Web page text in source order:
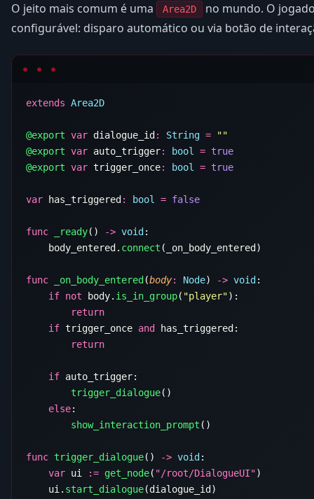
O jeito mais comum é uma
Area2D
no mundo. O
configurável: disparo automático ou via botão de
extends
@export var dialogue_id : String =
@export var auto_trigger: bool =
@export var trigger_once: bool =
var has_triggered : bool =
func _ready() -> void
    body_entered.
connect
func _on_body_entered (body: Node) -> void
    if
not body. is_in_group( "player"
    if
trigger_once and
    if
        trigger_dialogue
    else
        show_interaction_prompt
func trigger_dialogue() -> void
    var
ui := get_node( "/root/DialogueUI"
    ui.
start_dialogue